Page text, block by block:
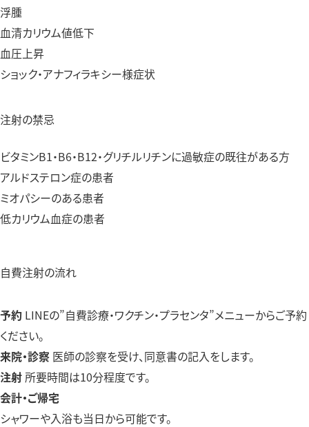
浮腫
血清カリウム値低下
血圧上昇
ショック・アナフィラキシー様症状
注射の禁忌
ビタミンB1・B6・B12・グリチルリチンに過敏症の既往がある方
アルドステロン症の患者
ミオパシーのある患者
低カリウム血症の患者
自費注射の流れ
予約 LINEの”自費診療・ワクチン・プラセンタ”メニューからご予約
ください。
来院・診察 医師の診察を受け、同意書の記入をします。
注射 所要時間は10分程度です。
会計・ご帰宅
シャワーや入浴も当日から可能です。